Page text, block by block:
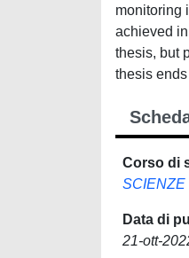
monitoring
achieved
thesis, but
thesis
Corso di
SCIENZE
Data di
21-ott-